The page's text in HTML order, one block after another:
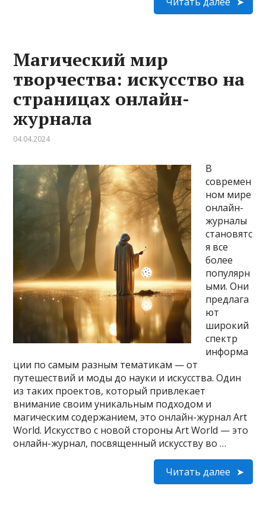
Магический мир
творчества: искусство на
страницах онлайн-
журнала
04.04.2024
В
современ
ном мире
онлайн-
журналы
становятс
я все
более
популярн
ыми. Они
предлага
ют
широкий
спектр
информа
ции по самым разным тематикам — от
путешествий и моды до науки и искусства. Один
из таких проектов, который привлекает
внимание своим уникальным подходом и
магическим содержанием, это онлайн-журнал Art
World. Искусство с новой стороны Art World — это
онлайн-журнал, посвященный искусству во …
Читать далее